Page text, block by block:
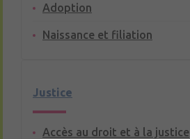
Adoption
Naissance et filiation
Justice
Accès au droit et à la justice